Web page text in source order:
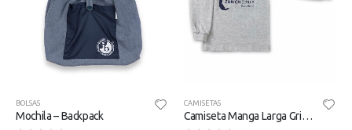
BOLSAS
Mochila – Backpack
CAMISETAS
Camiseta Manga Larga Gris (Tallas 2-8)